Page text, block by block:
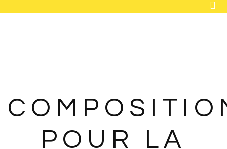
ACCUEIL
ENTREPRISE
OBJETS DÉCOPOUR LA